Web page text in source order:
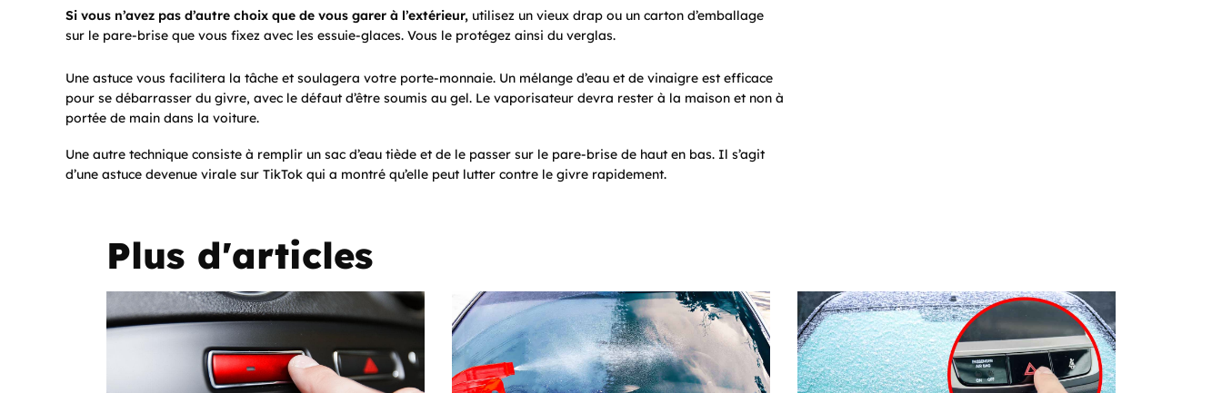
Si vous n’avez pas d’autre choix que de vous garer à l’extérieur, utilisez un vieux drap ou un carton d’emballage
sur le pare-brise que vous fixez avec les essuie-glaces. Vous le protégez ainsi du verglas.
Une astuce vous facilitera la tâche et soulagera votre porte-monnaie. Un mélange d’eau et de vinaigre est efficace
pour se débarrasser du givre, avec le défaut d’être soumis au gel. Le vaporisateur devra rester à la maison et non à
portée de main dans la voiture.
Une autre technique consiste à remplir un sac d’eau tiède et de le passer sur le pare-brise de haut en bas. Il s’agit
d’une astuce devenue virale sur TikTok qui a montré qu’elle peut lutter contre le givre rapidement.
Plus d'articles